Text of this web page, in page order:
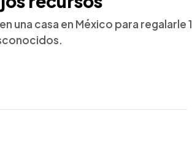
una casa en México para regalarle 1